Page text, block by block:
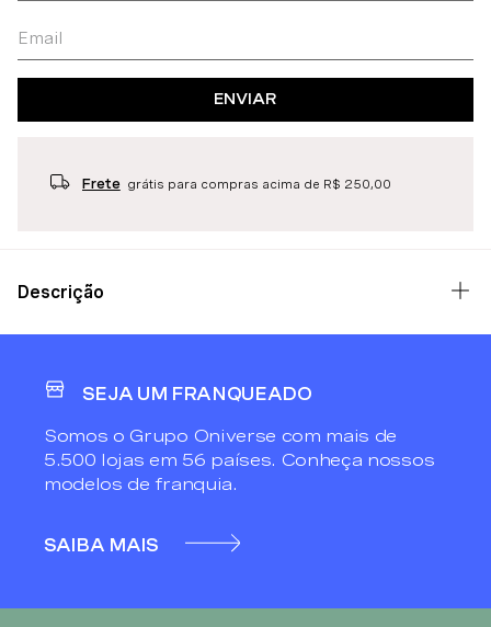
ENVIAR
Frete grátis para compras acima de R$ 250,00
Descrição
SEJA UM FRANQUEADO
Somos o Grupo Oniverse com mais de
5.500 lojas em 56 países. Conheça nossos
modelos de franquia.
SAIBA MAIS